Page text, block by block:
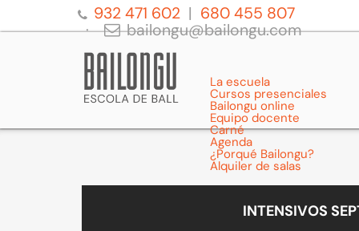
932 471 602
680 455 807
bailongu@bailongu.com
La escuela
Cursos presenciales
Bailongu online
Equipo docente
Carné
Agenda
¿Porqué Bailongu?
Alquiler de salas
INTENSIVOS